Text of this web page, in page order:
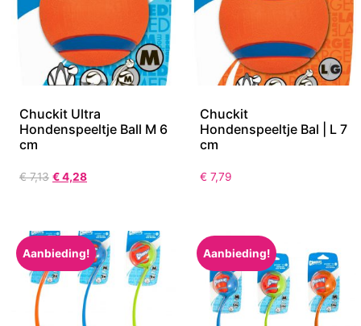
Chuckit Ultra
Hondenspeeltje Ball M 6
cm
€7,13 €4,28
Chuckit
Hondenspeeltje Bal | L 7
cm
€ 7,79
Aanbieding! Aanbieding!